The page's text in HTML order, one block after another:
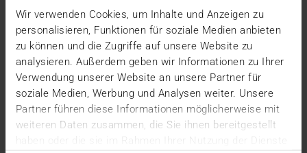
Wir verwenden Cookies, um Inhalte und Anzeigen zu
personalisieren, Funktionen für soziale Medien anbieten
zu können und die Zugriffe auf unsere Website zu
analysieren. Außerdem geben wir Informationen zu Ihrer
Verwendung unserer Website an unsere Partner für
soziale Medien, Werbung und Analysen weiter. Unsere
Partner führen diese Informationen möglicherweise mit
weiteren Daten zusammen, die Sie ihnen bereitgestellt
Vom Spin-off einer Universität zum international
renommierten Health-IT-Unternehmen: Seit 25
Jahren…
VISUS HEALTH IT
MEHR ERFAHREN